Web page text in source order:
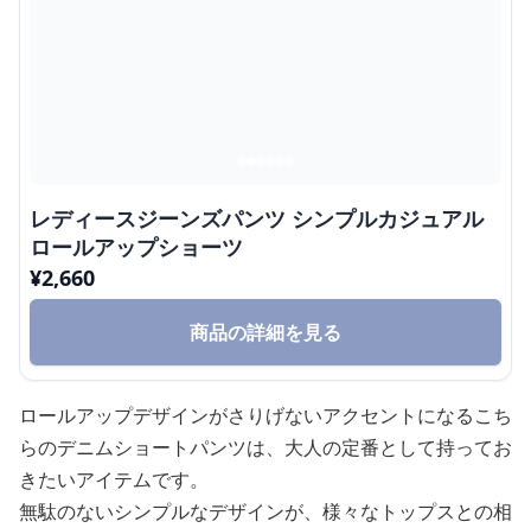
レディースジーンズパンツ シンプルカジュアル
ロールアップショーツ
¥2,660
商品の詳細を見る
ロールアップデザインがさりげないアクセントになるこち
らのデニムショートパンツは、大人の定番として持ってお
きたいアイテムです。
無駄のないシンプルなデザインが、様々なトップスとの相